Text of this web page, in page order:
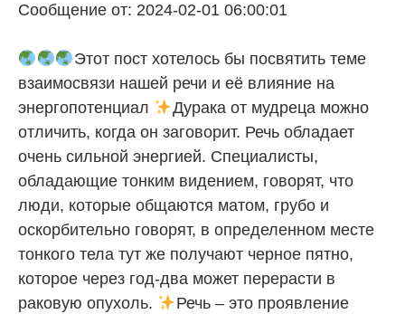
Сообщение от: 2024-02-01 06:00:01
Этот пост хотелось бы посвятить теме
взаимосвязи нашей речи и её влияние на
энергопотенциал
Дурака от мудреца можно
отличить, когда он заговорит. Речь обладает
очень сильной энергией. Специалисты,
обладающие тонким видением, говорят, что
люди, которые общаются матом, грубо и
оскорбительно говорят, в определенном месте
тонкого тела тут же получают черное пятно,
которое через год-два может перерасти в
раковую опухоль.
Речь – это проявление